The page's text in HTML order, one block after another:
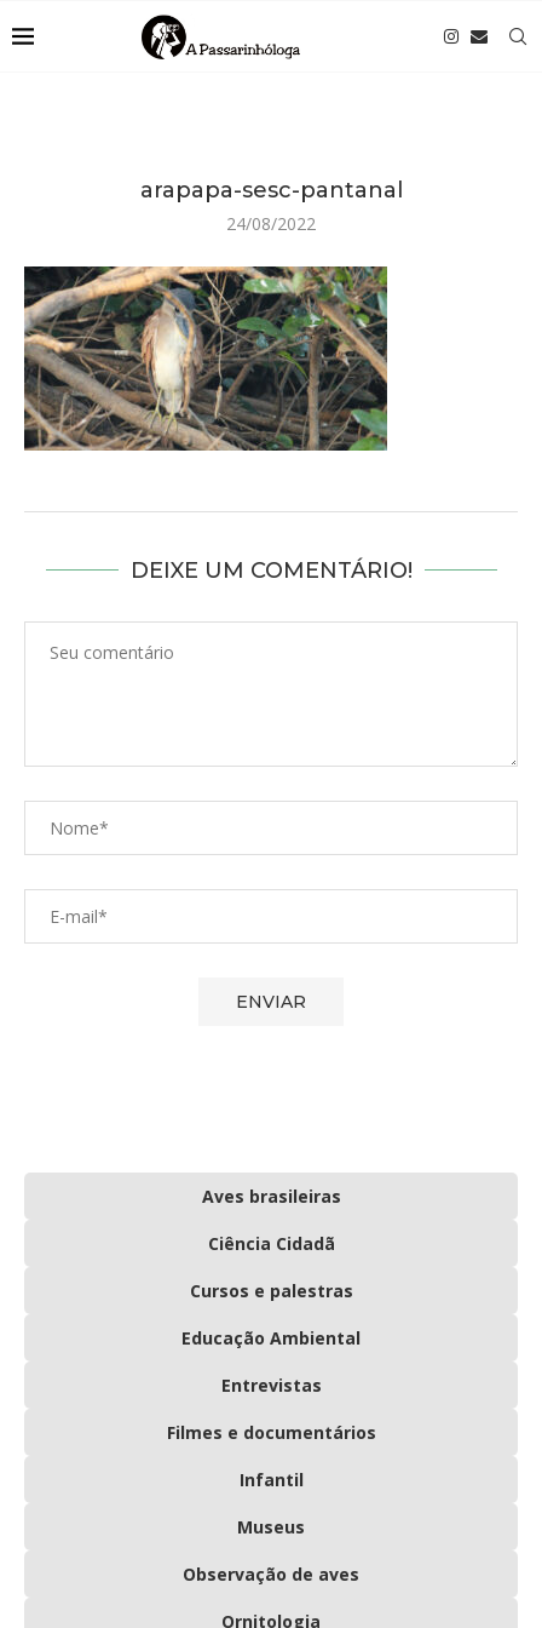
arapapa-sesc-pantanal
24/08/2022
DEIXE UM COMENTÁRIO!
Aves brasileiras
Ciência Cidadã
Cursos e palestras
Educação Ambiental
Entrevistas
Filmes e documentários
Infantil
Museus
Observação de aves
Ornitologia